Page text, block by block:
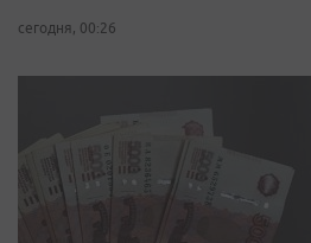
сегодня, 00:26